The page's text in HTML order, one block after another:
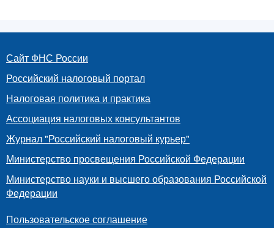
Сайт ФНС России
Российский налоговый портал
Налоговая политика и практика
Ассоциация налоговых консультантов
Журнал "Российский налоговый курьер"
Министерство просвещения Российской Федерации
Министерство науки и высшего образования Российской
Федерации
Пользовательское соглашение